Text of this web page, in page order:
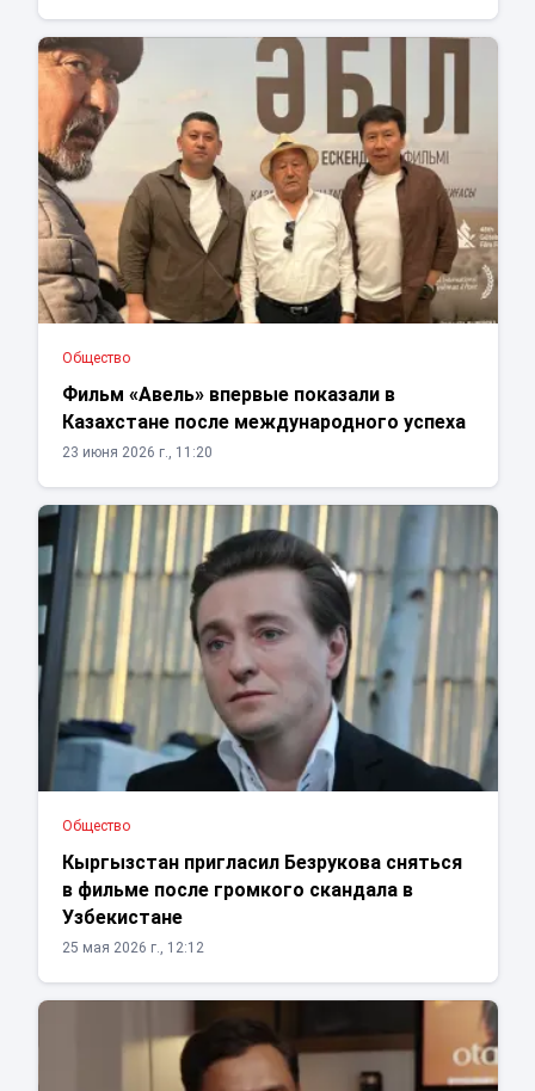
Общество
Фильм «Авель» впервые показали в
Казахстане после международного успеха
23 июня 2026 г., 11:20
Общество
Кыргызстан пригласил Безрукова сняться
в фильме после громкого скандала в
Узбекистане
25 мая 2026 г., 12:12